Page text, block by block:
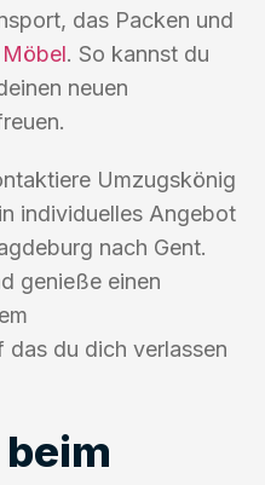
das Packen und
Möbel. So kannst du
neuen
Umzugskönig
individuelles Angebot
nach Gent.
genieße einen
das du dich verlassen